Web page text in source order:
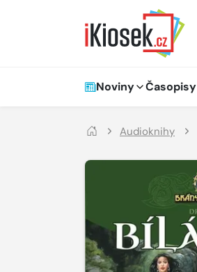
Hlavní navigace
Noviny Časopisy
Audioknihy